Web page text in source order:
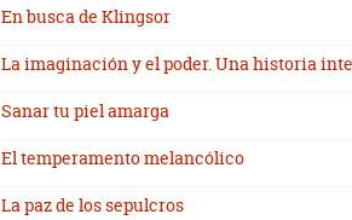
En busca de Klingsor
La imaginación y el poder. Una historia
Sanar tu piel amarga
El temperamento melancólico
La paz de los sepulcros